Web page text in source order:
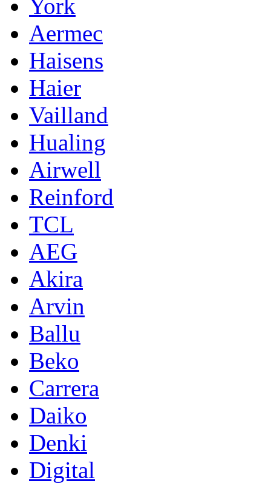
York
Aermec
Haisens
Haier
Vailland
Hualing
Airwell
Reinford
TCL
AEG
Akira
Arvin
Ballu
Beko
Carrera
Daiko
Denki
Digital